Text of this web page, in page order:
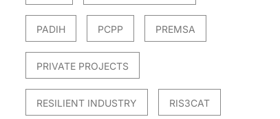
PADIH PCPP PREMSA
PRIVATE PROJECTS
RESILIENT INDUSTRY RIS3CAT